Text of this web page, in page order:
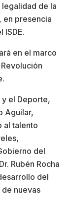
de la
en presencia
ISDE.
en el marco
y el Deporte,
Aguilar,
al talento
del
Rubén Rocha
del
nuevas